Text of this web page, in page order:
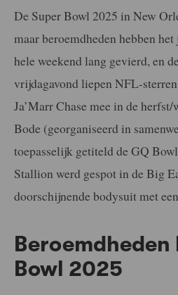
De Super Bowl 2025 in New
maar beroemdheden hebben
hele weekend lang gevierd, en
vrijdagavond liepen NFL-
Ja’Marr Chase mee in de
Bode (georganiseerd in
toepasselijk getiteld de GQ
Stallion werd gespot in de Big
doorschijnende bodysuit met
Beroemdheden
Bowl 2025